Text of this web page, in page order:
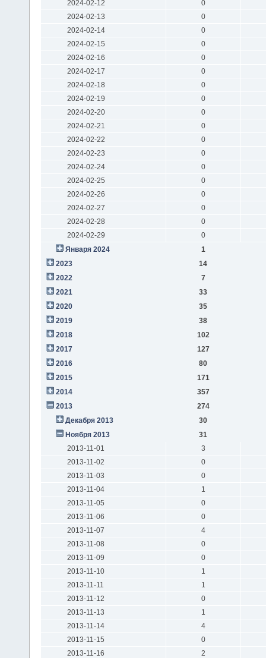
2024-02-12
0
2024-02-13
0
2024-02-14
0
2024-02-15
0
2024-02-16
0
2024-02-17
0
2024-02-18
0
2024-02-19
0
2024-02-20
0
2024-02-21
0
2024-02-22
0
2024-02-23
0
2024-02-24
0
2024-02-25
0
2024-02-26
0
2024-02-27
0
2024-02-28
0
2024-02-29
0
Января 2024
1
2023
14
2022
7
2021
33
2020
35
2019
38
2018
102
2017
127
2016
80
2015
171
2014
357
2013
274
Декабря 2013
30
Ноября 2013
31
2013-11-01
3
2013-11-02
0
2013-11-03
0
2013-11-04
1
2013-11-05
0
2013-11-06
0
2013-11-07
4
2013-11-08
0
2013-11-09
0
2013-11-10
1
2013-11-11
1
2013-11-12
0
2013-11-13
1
2013-11-14
4
2013-11-15
0
2013-11-16
2